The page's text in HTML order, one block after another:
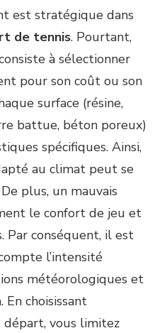
est stratégique dans
de tennis. Pourtant,
à sélectionner
pour son coût ou son
surface (résine,
battue, béton poreux)
spécifiques. Ainsi,
au climat peut se
plus, un mauvais
le confort de jeu et
Par conséquent, il est
l’intensité
météorologiques et
En choisissant
vous limitez